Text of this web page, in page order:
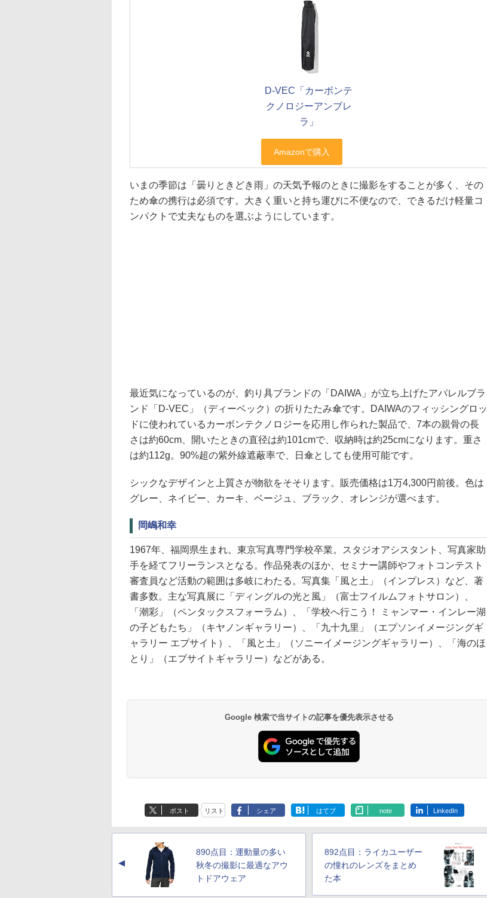
D-VEC「カーボンテ
クノロジーアンブレ
ラ」
いまの季節は「曇りときどき雨」の天気予報のときに撮影をすることが多く、その
ため傘の携行は必須です。大きく重いと持ち運びに不便なので、できるだけ軽量コ
ンパクトで丈夫なものを選ぶようにしています。
最近気になっているのが、釣り具ブランドの「DAIWA」が立ち上げたアパレルブラ
ンド「D-VEC」（ディーベック）の折りたたみ傘です。DAIWAのフィッシングロッ
ドに使われているカーボンテクノロジーを応用し作られた製品で、7本の親骨の長
さは約60cm、開いたときの直径は約101cmで、収納時は約25cmになります。重さ
は約112g。90%超の紫外線遮蔽率で、日傘としても使用可能です。
シックなデザインと上質さが物欲をそそります。販売価格は1万4,300円前後。色は
グレー、ネイビー、カーキ、ベージュ、ブラック、オレンジが選べます。
岡嶋和幸
1967年、福岡県生まれ。東京写真専門学校卒業。スタジオアシスタント、写真家助
手を経てフリーランスとなる。作品発表のほか、セミナー講師やフォトコンテスト
審査員など活動の範囲は多岐にわたる。写真集「風と土」（インプレス）など、著
書多数。主な写真展に「ディングルの光と風」（富士フイルムフォトサロン）、
「潮彩」（ペンタックスフォーラム）、「学校へ行こう！ ミャンマー・インレー湖
の子どもたち」（キヤノンギャラリー）、「九十九里」（エプソンイメージングギ
ャラリー エプサイト）、「風と土」（ソニーイメージングギャラリー）、「海のほ
とり」（エプサイトギャラリー）などがある。
Google 検索で当サイトの記事を優先表示させる
ポスト リスト シェア はてブ note LinkedIn
▲
890点目：運動量の多い
秋冬の撮影に最適なアウ
トドアウェア
892点目：ライカユーザー
の憧れのレンズをまとめ
た本